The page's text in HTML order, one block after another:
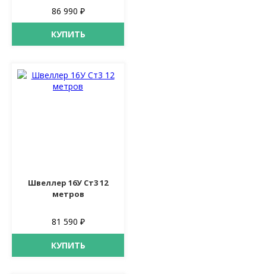
86 990 ₽
КУПИТЬ
Швеллер 16У Ст3 12
метров
81 590 ₽
КУПИТЬ